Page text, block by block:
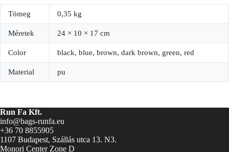
Tömeg 0,35 kg
Méretek 24 × 10 × 17 cm
Color black, blue, brown, dark brown, green, red
Material pu
Run Fa Kft.
info@bags-runfa.eu
+36 70 8855905
1107 Budapest, Szállás utca 13. N3.
Monori Center Zone D